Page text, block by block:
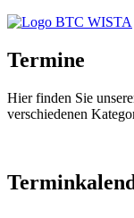
Termine
Hier finden Sie
verschiedenen